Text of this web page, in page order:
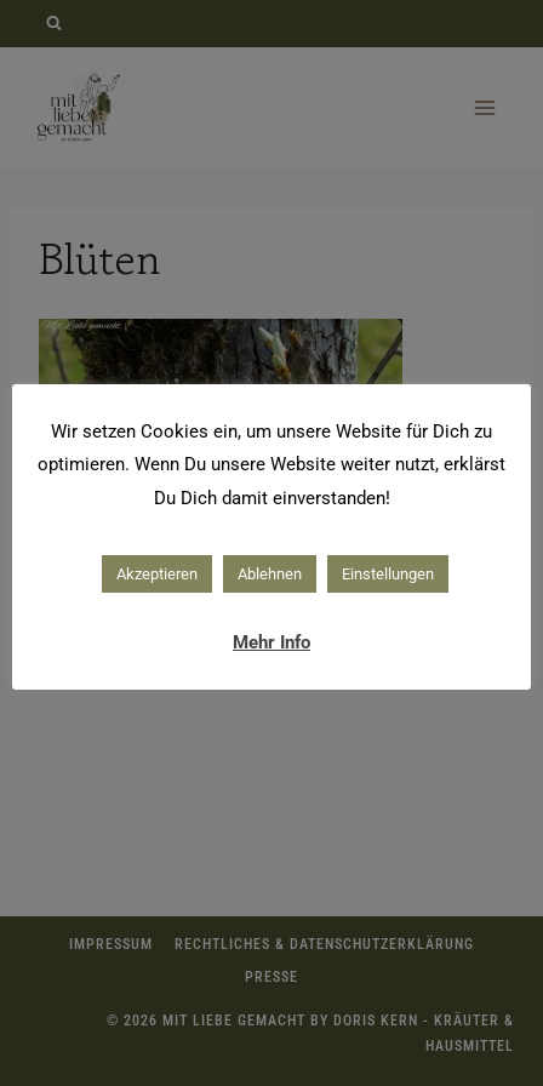
springen
Blüten
IMPRESSUM
RECHTLICHES & DATENSCHUTZERKLÄRUNG
PRESSE
© 2026 MIT LIEBE GEMACHT BY DORIS KERN - KRÄUTER &
HAUSMITTEL
Wir setzen Cookies ein, um unsere Website für Dich zu
optimieren. Wenn Du unsere Website weiter nutzt, erklärst
Du Dich damit einverstanden!
Akzeptieren Ablehnen Einstellungen
Mehr Info